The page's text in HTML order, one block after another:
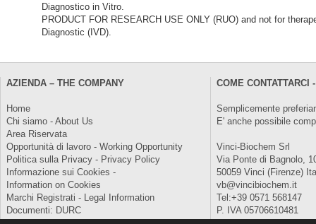
Diagnostico in Vitro.
PRODUCT FOR RESEARCH USE ONLY (RUO) and not for
Diagnostic (IVD).
AZIENDA – THE COMPANY
Home
Chi siamo - About Us
Area Riservata
Opportunità di lavoro - Working Opportunity
Politica sulla Privacy - Privacy Policy
Informazione sui Cookies -
Information on Cookies
Marchi Registrati - Legal Information
Documenti: DURC
COME CONTATTARCI
Semplicemente
E' anche possibile
Vinci-Biochem Srl
Via Ponte di Bagnolo,
50059 Vinci (Firenze)
vb@vincibiochem.it
Tel:+39 0571 568147
P. IVA 05706610481